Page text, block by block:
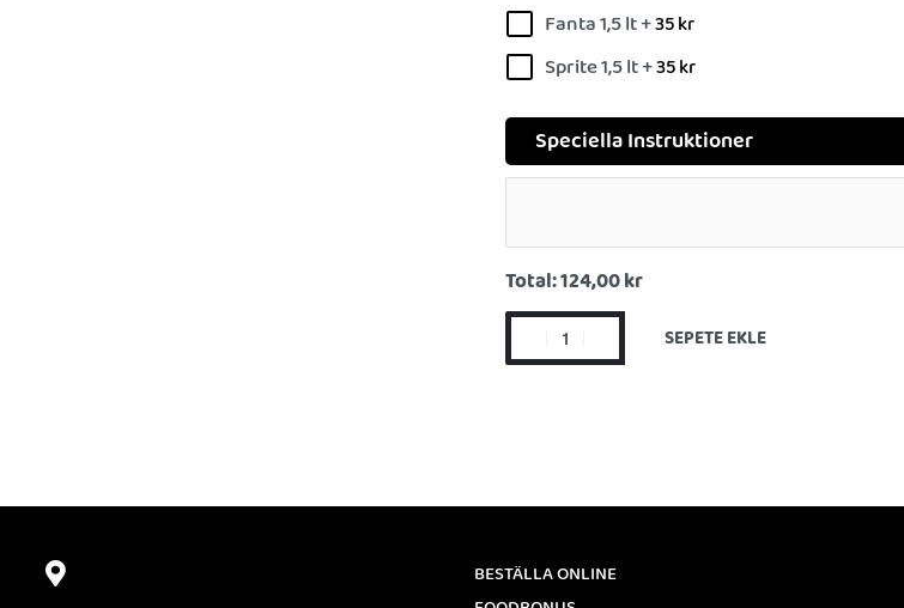
Fanta 1,5 lt +35kr
Sprite 1,5 lt +35kr
Speciella Instruktioner
Total:124,00 kr
SEPETE EKLE
BESTÄLLA ONLINE